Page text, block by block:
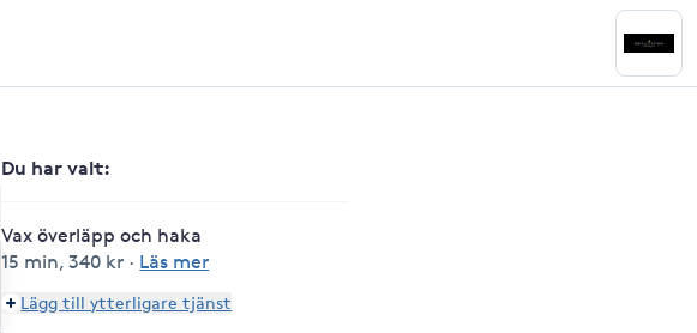
Du har valt:
Vax överläpp och haka
15 min,340 kr · Läs mer
Lägg till ytterligare tjänst